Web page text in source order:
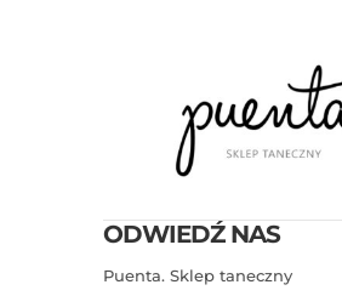
ODWIEDŹ NAS
Puenta. Sklep taneczny